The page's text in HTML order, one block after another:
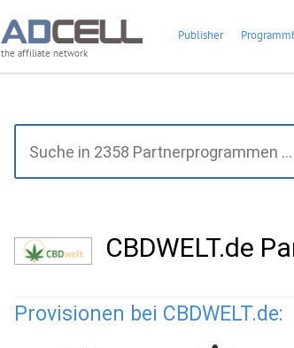
the affiliate network
Publisher
CBDWELT.de
Provisionen bei CBDWELT.de: